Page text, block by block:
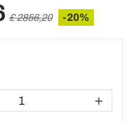
£ 2856,20 -20%